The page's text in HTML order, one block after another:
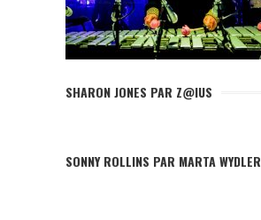
SHARON JONES PAR Z@IUS
SONNY ROLLINS PAR MARTA WYDLER